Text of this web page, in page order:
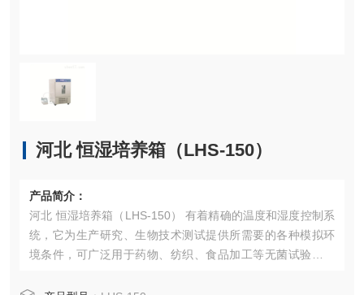
河北 恒湿培养箱（LHS-150）
产品简介：
河北 恒湿培养箱（LHS-150） 有着精确的温度和湿度控制系
统，它为生产研究、生物技术测试提供所需要的各种模拟环
境条件，可广泛用于药物、纺织、食品加工等无菌试验、稳